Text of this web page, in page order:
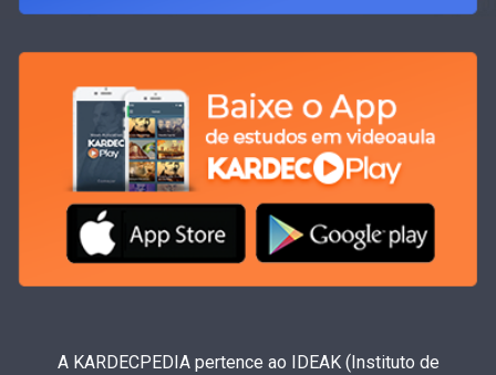
A KARDECPEDIA pertence ao IDEAK (Instituto de